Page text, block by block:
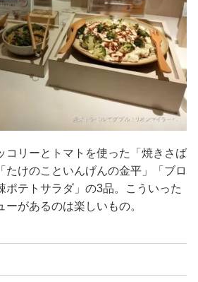
コリーとトマトを使った「焼きさば
たけのこといんげんの金平」「ブロ
ポテトサラダ」の3品。こういった
ーがあるのは楽しいもの。